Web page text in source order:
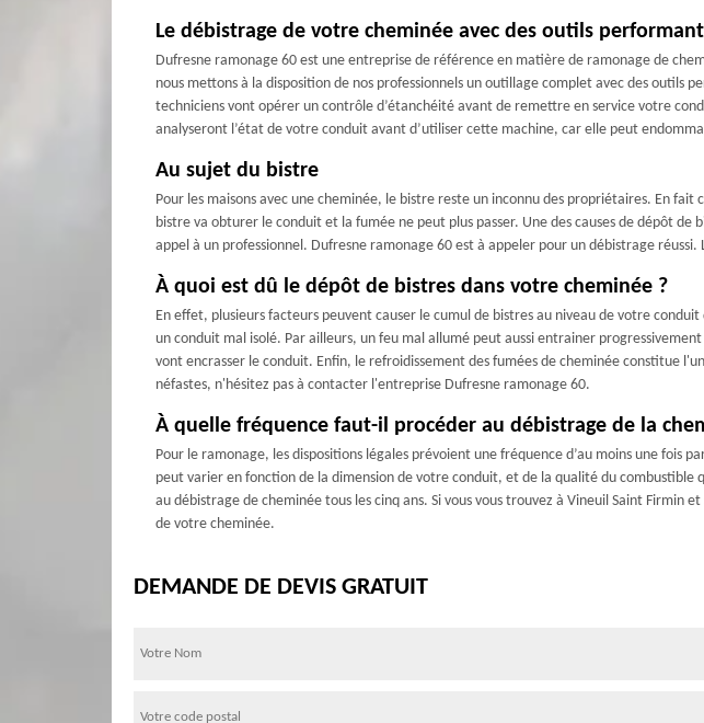
Le débistrage de votre cheminée avec des outils
Dufresne ramonage 60 est une entreprise de référence en matière de ramonage de
nous mettons à la disposition de nos professionnels un outillage complet avec des
techniciens vont opérer un contrôle d’étanchéité avant de remettre en service votre
analyseront l’état de votre conduit avant d’utiliser cette machine, car elle peut
Au sujet du bistre
Pour les maisons avec une cheminée, le bistre reste un inconnu des propriétaires. En
bistre va obturer le conduit et la fumée ne peut plus passer. Une des causes de dépôt
appel à un professionnel. Dufresne ramonage 60 est à appeler pour un débistrage
À quoi est dû le dépôt de bistres dans votre cheminée ?
En effet, plusieurs facteurs peuvent causer le cumul de bistres au niveau de votre
un conduit mal isolé. Par ailleurs, un feu mal allumé peut aussi entrainer
vont encrasser le conduit. Enfin, le refroidissement des fumées de cheminée constitue
néfastes, n'hésitez pas à contacter l'entreprise Dufresne ramonage 60.
À quelle fréquence faut-il procéder au débistrage de la
Pour le ramonage, les dispositions légales prévoient une fréquence d’au moins une
peut varier en fonction de la dimension de votre conduit, et de la qualité du combustible
au débistrage de cheminée tous les cinq ans. Si vous vous trouvez à Vineuil Saint Firmin
de votre cheminée.
DEMANDE DE DEVIS GRATUIT